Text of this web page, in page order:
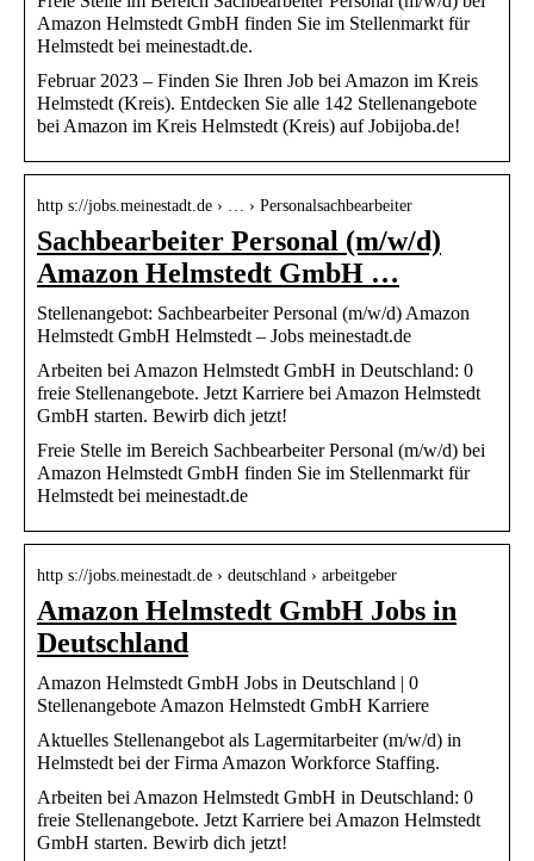
Amazon Helmstedt GmbH finden Sie im Stellenmarkt für
Helmstedt bei meinestadt.de.
Februar 2023 – Finden Sie Ihren Job bei Amazon im Kreis
Helmstedt (Kreis). Entdecken Sie alle 142 Stellenangebote
bei Amazon im Kreis Helmstedt (Kreis) auf Jobijoba.de!
http s://jobs.meinestadt.de › … › Personalsachbearbeiter
Sachbearbeiter Personal (m/w/d)
Amazon Helmstedt GmbH …
Stellenangebot: Sachbearbeiter Personal (m/w/d) Amazon
Helmstedt GmbH Helmstedt – Jobs meinestadt.de
Arbeiten bei Amazon Helmstedt GmbH in Deutschland: 0
freie Stellenangebote. Jetzt Karriere bei Amazon Helmstedt
GmbH starten. Bewirb dich jetzt!
Freie Stelle im Bereich Sachbearbeiter Personal (m/w/d) bei
Amazon Helmstedt GmbH finden Sie im Stellenmarkt für
Helmstedt bei meinestadt.de
http s://jobs.meinestadt.de › deutschland › arbeitgeber
Amazon Helmstedt GmbH Jobs in
Deutschland
Amazon Helmstedt GmbH Jobs in Deutschland | 0
Stellenangebote Amazon Helmstedt GmbH Karriere
Aktuelles Stellenangebot als Lagermitarbeiter (m/w/d) in
Helmstedt bei der Firma Amazon Workforce Staffing.
Arbeiten bei Amazon Helmstedt GmbH in Deutschland: 0
freie Stellenangebote. Jetzt Karriere bei Amazon Helmstedt
GmbH starten. Bewirb dich jetzt!